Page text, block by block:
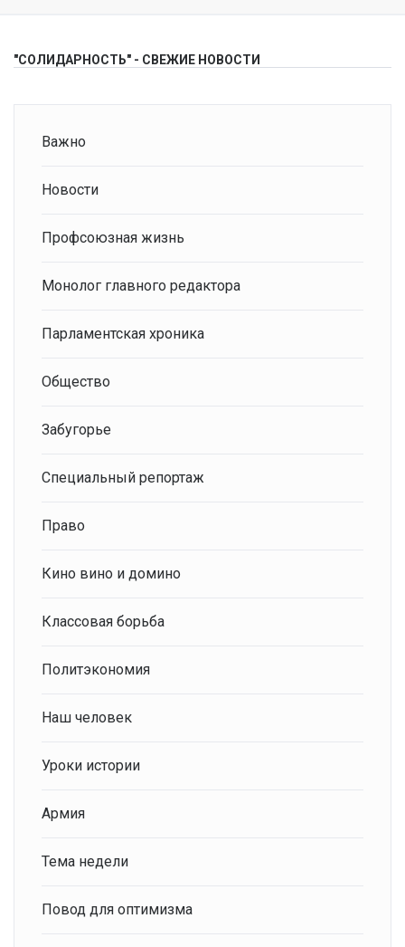
"СОЛИДАРНОСТЬ" - СВЕЖИЕ НОВОСТИ
Важно
Новости
Профсоюзная жизнь
Монолог главного редактора
Парламентская хроника
Общество
Забугорье
Специальный репортаж
Право
Кино вино и домино
Классовая борьба
Политэкономия
Наш человек
Уроки истории
Армия
Тема недели
Повод для оптимизма